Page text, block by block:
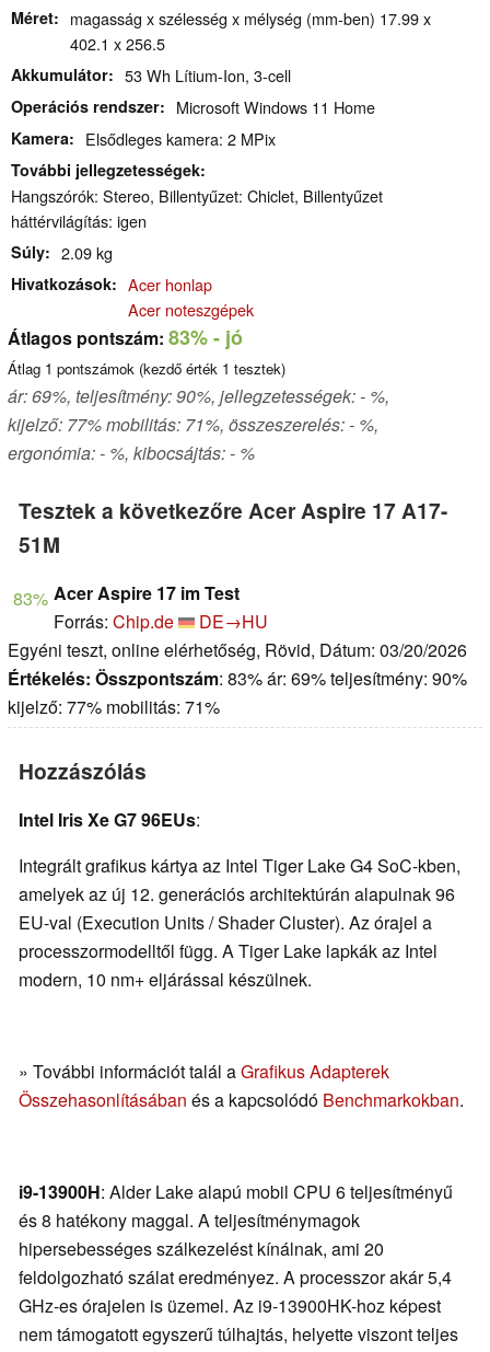
Méret
magasság x szélesség x mélység (mm-ben) 17.99 x
402.1 x 256.5
Akkumulátor 53 Wh Lítium-Ion, 3-cell
Operációs rendszer Microsoft Windows 11 Home
Kamera Elsődleges kamera: 2 MPix
További jellegzetességek
Hangszórók: Stereo, Billentyűzet: Chiclet, Billentyűzet
háttérvilágítás: igen
Súly 2.09 kg
Hivatkozások
Acer honlap
Acer noteszgépek
Átlagos pontszám: 83%- jó
Átlag 1 pontszámok (kezdő érték 1 tesztek)
ár: 69%, teljesítmény: 90%, jellegzetességek: - %,
kijelző: 77% mobilitás: 71%, összeszerelés: - %,
ergonómia: - %, kibocsájtás: - %
Tesztek a következőre Acer Aspire 17 A17-
51M
83% Acer Aspire 17 im Test
Forrás: Chip.de
DE→HU
Egyéni teszt, online elérhetőség, Rövid, Dátum: 03/20/2026
Értékelés: Összpontszám: 83% ár: 69% teljesítmény: 90%
kijelző: 77% mobilitás: 71%
Hozzászólás
Intel Iris Xe G7 96EUs:
Integrált grafikus kártya az Intel Tiger Lake G4 SoC-kben,
amelyek az új 12. generációs architektúrán alapulnak 96
EU-val (Execution Units / Shader Cluster). Az órajel a
processzormodelltől függ. A Tiger Lake lapkák az Intel
modern, 10 nm+ eljárással készülnek.
» További információt talál aGrafikus Adapterek
Összehasonlításában és a kapcsolódó Benchmarkokban.
i9-13900H: Alder Lake alapú mobil CPU 6 teljesítményű
és 8 hatékony maggal. A teljesítménymagok
hipersebességes szálkezelést kínálnak, ami 20
feldolgozható szálat eredményez. A processzor akár 5,4
GHz-es órajelen is üzemel. Az i9-13900HK-hoz képest
nem támogatott egyszerű túlhajtás, helyette viszont teljes